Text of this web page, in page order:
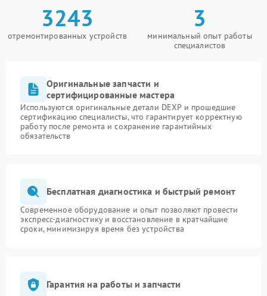
3243
отремонтированных устройств
3
минимальный опыт работы
специалистов
Оригинальные запчасти и
сертифицированные мастера
Используются оригинальные детали DEXP и прошедшие
сертификацию специалисты, что гарантирует корректную
работу после ремонта и сохранение гарантийных
обязательств
Бесплатная диагностика и быстрый ремонт
Современное оборудование и опыт позволяют провести
экспресс-диагностику и восстановление в кратчайшие
сроки, минимизируя время без устройства
Гарантия на работы и запчасти